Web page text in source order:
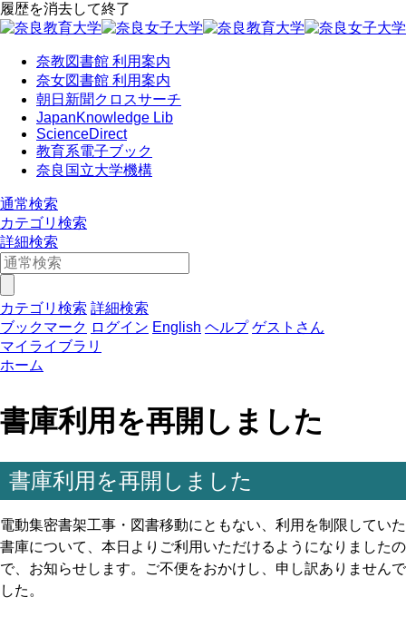
履歴を消去して終了
奈教図書館 利用案内
奈女図書館 利用案内
朝日新聞クロスサーチ
JapanKnowledge Lib
ScienceDirect
教育系電子ブック
奈良国立大学機構
通常検索
カテゴリ検索
詳細検索
カテゴリ検索 詳細検索
ブックマーク ログイン English ヘルプ ゲストさん
マイライブラリ
ホーム
書庫利用を再開しました
書庫利用を再開しました
電動集密書架工事・図書移動にともない、利用を制限していた
書庫について、本日よりご利用いただけるようになりましたの
で、お知らせします。ご不便をおかけし、申し訳ありませんで
した。